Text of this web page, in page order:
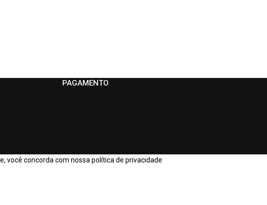
PAGAMENTO
você concorda com nossa política de privacidade